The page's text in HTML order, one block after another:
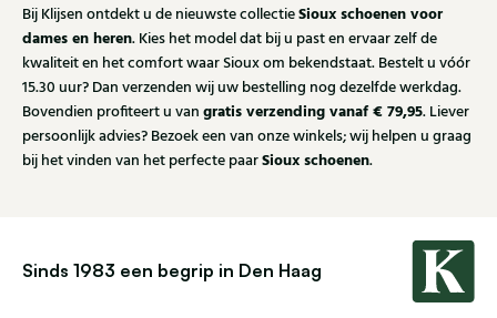
Bij Klijsen ontdekt u de nieuwste collectieSioux schoenen voor
dames en heren. Kies het model dat bij u past en ervaar zelf de
kwaliteit en het comfort waar Sioux om bekendstaat. Bestelt u vóór
15.30 uur? Dan verzenden wij uw bestelling nog dezelfde werkdag.
Bovendien profiteert u van gratis verzending vanaf € 79,95. Liever
persoonlijk advies? Bezoek een van onze winkels; wij helpen u graag
bij het vinden van het perfecte paarSioux schoenen.
Sinds 1983 een begrip in Den Haag